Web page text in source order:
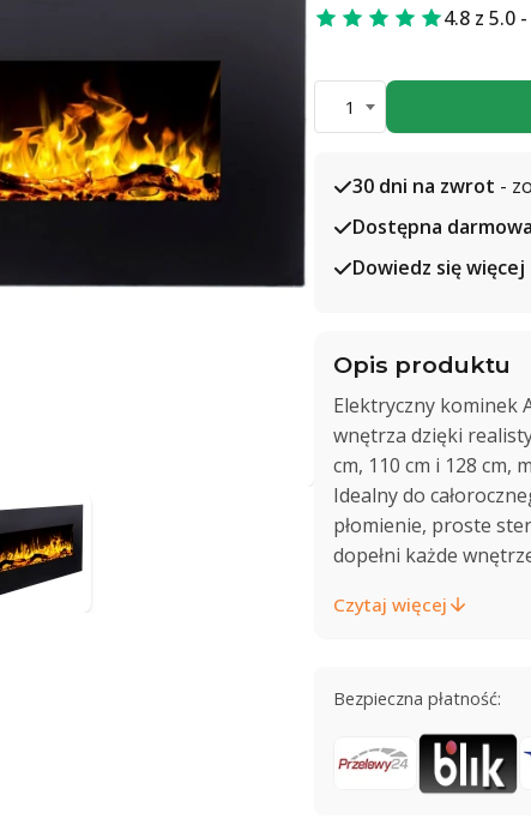
4.8 z 5.0
1
30 dni na zwrot -
Dostępna
Dowiedz się więcej
Opis produktu
Elektryczny kominek
wnętrza dzięki
cm, 110 cm i 128 cm,
Idealny do
płomienie, proste
dopełni każde
Czytaj więcej
Bezpieczna płatność: